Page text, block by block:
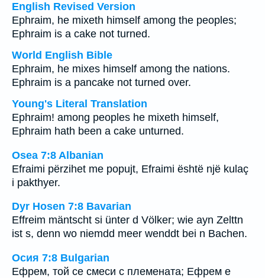
English Revised Version
Ephraim, he mixeth himself among the peoples;
Ephraim is a cake not turned.
World English Bible
Ephraim, he mixes himself among the nations.
Ephraim is a pancake not turned over.
Young's Literal Translation
Ephraim! among peoples he mixeth himself,
Ephraim hath been a cake unturned.
Osea 7:8 Albanian
Efraimi përzihet me popujt, Efraimi është një kulaç
i pakthyer.
Dyr Hosen 7:8 Bavarian
Effreim mäntscht si ünter d Völker; wie ayn Zelttn
ist s, denn wo niemdd meer wenddt bei n Bachen.
Осия 7:8 Bulgarian
Ефрем, той се смеси с племената; Ефрем е